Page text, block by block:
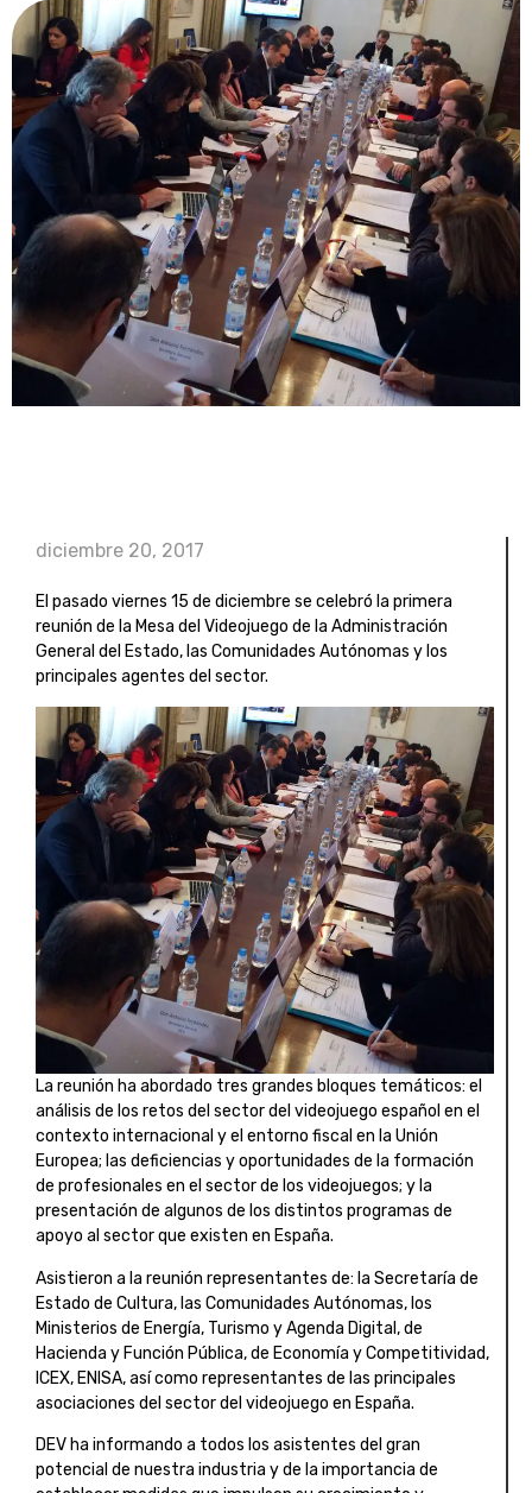
diciembre 20, 2017
El pasado viernes 15 de diciembre se celebró la primera
reunión de la Mesa del Videojuego de la Administración
General del Estado, las Comunidades Autónomas y los
principales agentes del sector.
La reunión ha abordado tres grandes bloques temáticos: el
análisis de los retos del sector del videojuego español en el
contexto internacional y el entorno fiscal en la Unión
Europea; las deficiencias y oportunidades de la formación
de profesionales en el sector de los videojuegos; y la
presentación de algunos de los distintos programas de
apoyo al sector que existen en España.
Asistieron a la reunión representantes de: la Secretaría de
Estado de Cultura, las Comunidades Autónomas, los
Ministerios de Energía, Turismo y Agenda Digital, de
Hacienda y Función Pública, de Economía y Competitividad,
ICEX, ENISA, así como representantes de las principales
asociaciones del sector del videojuego en España.
DEV ha informando a todos los asistentes del gran
potencial de nuestra industria y de la importancia de